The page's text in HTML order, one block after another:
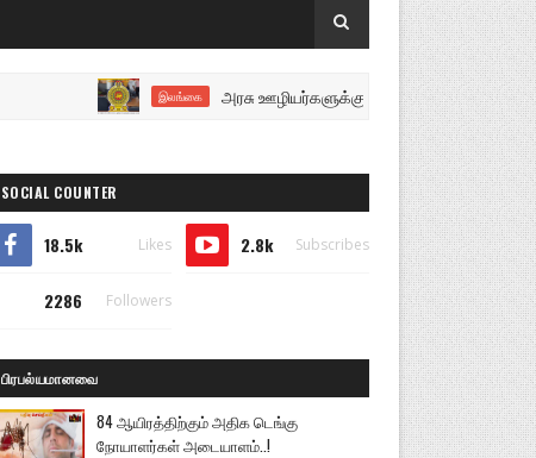
இலங்கை அரசு ஊழியர்களுக்கு மகிழ்ச்சியான செய்தி..!
SOCIAL COUNTER
18.5k Likes 2.8k Subscribes
2286 Followers
பிரபல்யமானவை
84 ஆயிரத்திற்கும் அதிக டெங்கு
நோயாளர்கள் அடையாளம்..!